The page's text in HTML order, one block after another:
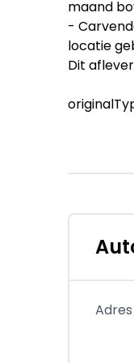
maand
-
locatie
Dit
BMW 3-
- Merk:Adres